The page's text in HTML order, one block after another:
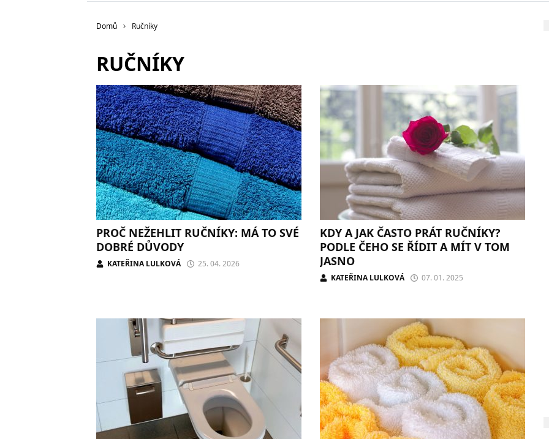
Domů Ručníky
RUČNÍKY
PROČ NEŽEHLIT RUČNÍKY: MÁ TO SVÉ
DOBRÉ DŮVODY
KATEŘINA LULKOVÁ 25. 04. 2026
KDY A JAK ČASTO PRÁT RUČNÍKY?
PODLE ČEHO SE ŘÍDIT A MÍT V TOM
JASNO
KATEŘINA LULKOVÁ 07. 01. 2025